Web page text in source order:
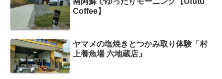
Coffee】
ヤマメの塩焼きとつかみ取り体験「村
上養魚場 六地蔵店」